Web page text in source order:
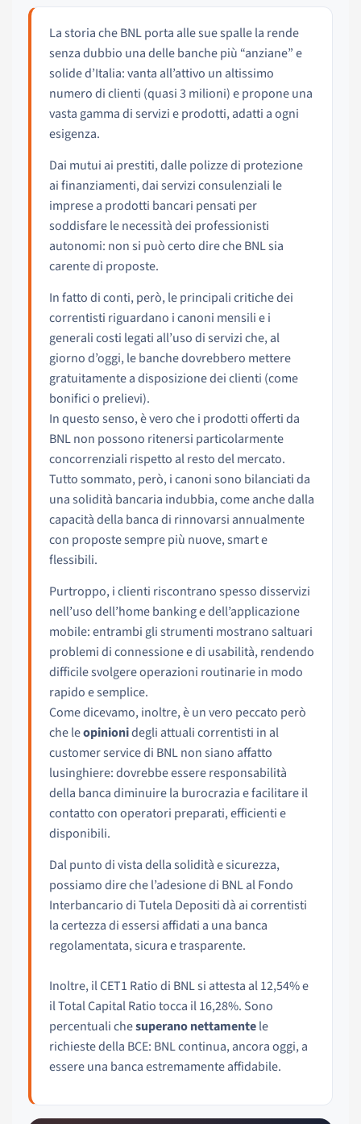
La storia che BNL porta alle sue spalle la rende
senza dubbio una delle banche più “anziane” e
solide d’Italia: vanta all’attivo un altissimo
numero di clienti (quasi 3 milioni) e propone una
vasta gamma di servizi e prodotti, adatti a ogni
esigenza.
Dai mutui ai prestiti, dalle polizze di protezione
ai finanziamenti, dai servizi consulenziali le
imprese a prodotti bancari pensati per
soddisfare le necessità dei professionisti
autonomi: non si può certo dire che BNL sia
carente di proposte.
In fatto di conti, però, le principali critiche dei
correntisti riguardano i canoni mensili e i
generali costi legati all’uso di servizi che, al
giorno d’oggi, le banche dovrebbero mettere
gratuitamente a disposizione dei clienti (come
bonifici o prelievi).
In questo senso, è vero che i prodotti offerti da
BNL non possono ritenersi particolarmente
concorrenziali rispetto al resto del mercato.
Tutto sommato, però, i canoni sono bilanciati da
una solidità bancaria indubbia, come anche dalla
capacità della banca di rinnovarsi annualmente
con proposte sempre più nuove, smart e
flessibili.
Purtroppo, i clienti riscontrano spesso disservizi
nell’uso dell’home banking e dell’applicazione
mobile: entrambi gli strumenti mostrano saltuari
problemi di connessione e di usabilità, rendendo
difficile svolgere operazioni routinarie in modo
rapido e semplice.
Come dicevamo, inoltre, è un vero peccato però
che leopinionidegli attuali correntisti in al
customer service di BNL non siano affatto
lusinghiere: dovrebbe essere responsabilità
della banca diminuire la burocrazia e facilitare il
contatto con operatori preparati, efficienti e
disponibili.
Dal punto di vista della solidità e sicurezza,
possiamo dire che l’adesione di BNL al Fondo
Interbancario di Tutela Depositi dà ai correntisti
la certezza di essersi affidati a una banca
regolamentata, sicura e trasparente.
Inoltre, il CET1 Ratio di BNL si attesta al 12,54% e
il Total Capital Ratio tocca il 16,28%. Sono
percentuali chesuperano nettamentele
richieste della BCE: BNL continua, ancora oggi, a
essere una banca estremamente affidabile.